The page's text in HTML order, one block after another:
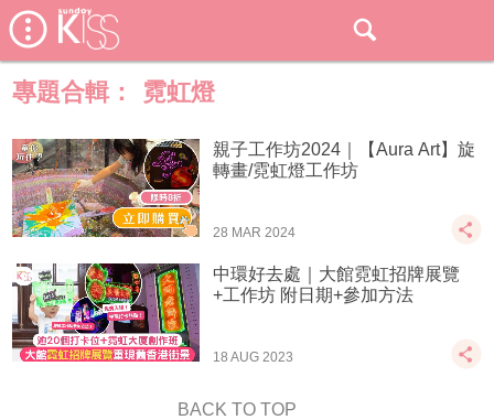
專題合輯： 霓虹燈
親子工作坊2024｜【Aura Art】旋
轉畫/霓虹燈工作坊
28 MAR 2024
中環好去處｜大館霓虹招牌展覽
+工作坊 附日期+參加方法
18 AUG 2023
BACK TO TOP